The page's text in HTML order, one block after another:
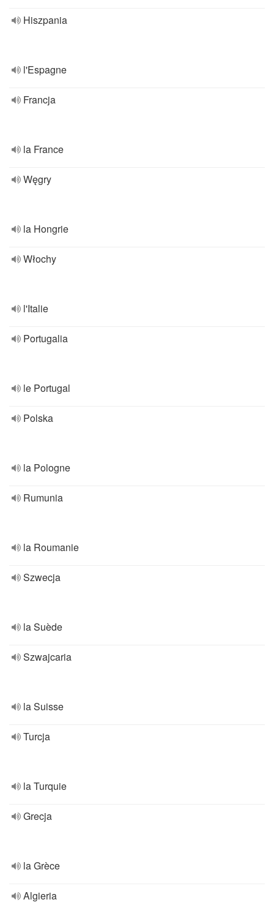
Hiszpania
l'Espagne
Francja
la France
Węgry
la Hongrie
Włochy
l'Italie
Portugalia
le Portugal
Polska
la Pologne
Rumunia
la Roumanie
Szwecja
la Suède
Szwajcaria
la Suisse
Turcja
la Turquie
Grecja
la Grèce
Algieria